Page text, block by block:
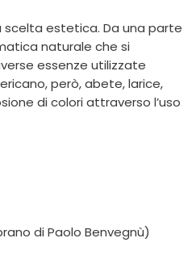
scelta estetica. Da una parte
naturale che si
essenze utilizzate
però, abete, larice,
di colori attraverso l’uso
di Paolo Benvegnù)